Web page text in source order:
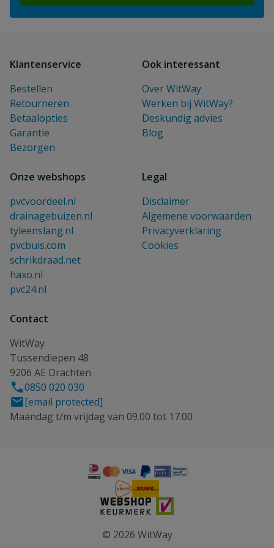
Klantenservice
Bestellen
Retourneren
Betaalopties
Garantie
Bezorgen
Ook interessant
Over WitWay
Werken bij WitWay?
Deskundig advies
Blog
Onze webshops
pvcvoordeel.nl
drainagebuizen.nl
tyleenslang.nl
pvcbuis.com
schrikdraad.net
haxo.nl
pvc24.nl
Legal
Disclaimer
Algemene voorwaarden
Privacyverklaring
Cookies
Contact
WitWay
Tussendiepen 48
9206 AE Drachten
0850 020 030
[email protected]
Maandag t/m vrijdag van 09.00 tot 17.00
© 2026 WitWay